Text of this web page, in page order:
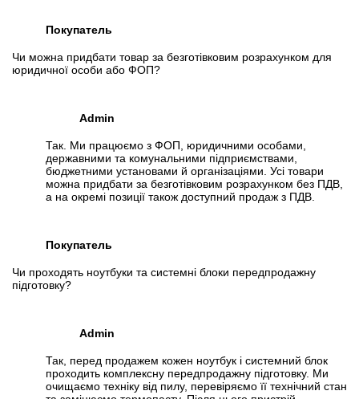
Покупатель
Чи можна придбати товар за безготівковим розрахунком для
юридичної особи або ФОП?
Admin
Так. Ми працюємо з ФОП, юридичними особами,
державними та комунальними підприємствами,
бюджетними установами й організаціями. Усі товари
можна придбати за безготівковим розрахунком без ПДВ,
а на окремі позиції також доступний продаж з ПДВ.
Покупатель
Чи проходять ноутбуки та системні блоки передпродажну
підготовку?
Admin
Так, перед продажем кожен ноутбук і системний блок
проходить комплексну передпродажну підготовку. Ми
очищаємо техніку від пилу, перевіряємо її технічний стан